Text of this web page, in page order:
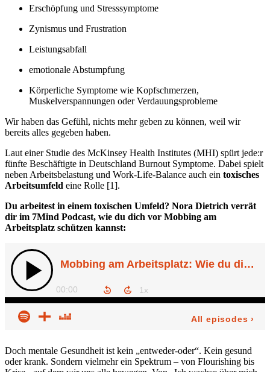
Erschöpfung und Stresssymptome
Zynismus und Frustration
Leistungsabfall
emotionale Abstumpfung
Körperliche Symptome wie Kopfschmerzen,
Muskelverspannungen oder Verdauungsprobleme
Wir haben das Gefühl, nichts mehr geben zu können, weil wir
bereits alles gegeben haben.
Laut einer Studie des McKinsey Health Institutes (MHI) spürt jede:r
fünfte Beschäftigte in Deutschland Burnout Symptome. Dabei spielt
neben Arbeitsbelastung und Work-Life-Balance auch ein toxisches
Arbeitsumfeld eine Rolle [1].
Du arbeitest in einem toxischen Umfeld? Nora Dietrich verrät
dir im 7Mind Podcast, wie du dich vor Mobbing am
Arbeitsplatz schützen kannst:
Doch mentale Gesundheit ist kein „entweder-oder“. Kein gesund
oder krank. Sondern vielmehr ein Spektrum – von Flourishing bis